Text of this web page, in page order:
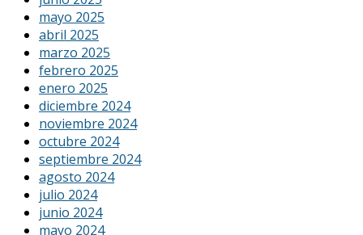
mayo 2025
abril 2025
marzo 2025
febrero 2025
enero 2025
diciembre 2024
noviembre 2024
octubre 2024
septiembre 2024
agosto 2024
julio 2024
junio 2024
mayo 2024